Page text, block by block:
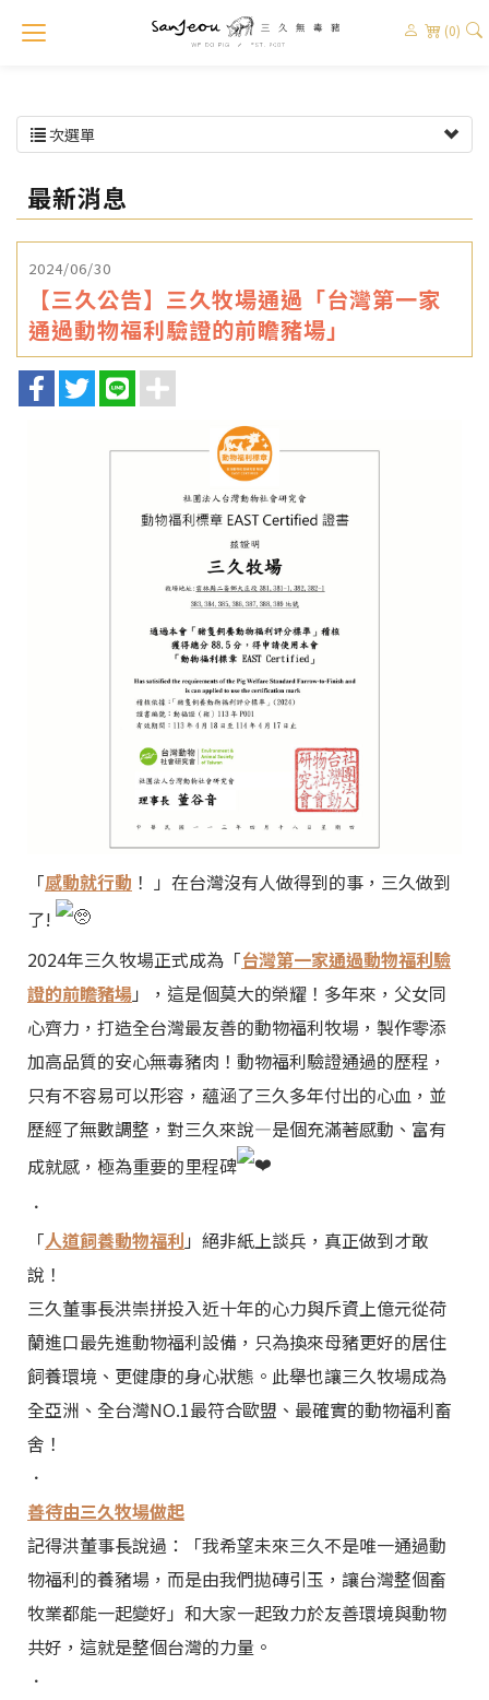
(0)
次選單
最新消息
2024/06/30
【三久公告】三久牧場通過「台灣第一家
通過動物福利驗證的前瞻豬場」
「感動就行動 ！ 」在台灣沒有人做得到的事，三久做到
了!
2024年三久牧場正式成為「台灣第一家通過動物福利驗
證的前瞻豬場」，這是個莫大的榮耀！多年來，父女同
心齊力，打造全台灣最友善的動物福利牧場，製作零添
加高品質的安心無毒豬肉！動物福利驗證通過的歷程，
只有不容易可以形容，蘊涵了三久多年付出的心血，並
歷經了無數調整，對三久來說—是個充滿著感動、富有
成就感，極為重要的里程碑
．
「人道飼養動物福利 」絕非紙上談兵，真正做到才敢
說！
三久董事長洪崇拼投入近十年的心力與斥資上億元從荷
蘭進口最先進動物福利設備，只為換來母豬更好的居住
飼養環境、更健康的身心狀態。此舉也讓三久牧場成為
全亞洲、全台灣NO.1最符合歐盟、最確實的動物福利畜
舍！
．
善待由三久牧場做起
記得洪董事長說過：「我希望未來三久不是唯一通過動
物福利的養豬場，而是由我們拋磚引玉，讓台灣整個畜
牧業都能一起變好」和大家一起致力於友善環境與動物
共好，這就是整個台灣的力量。
．